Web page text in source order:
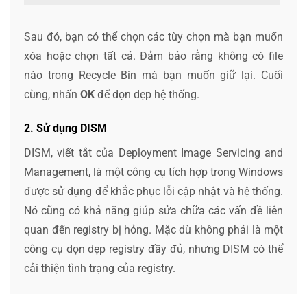
Sau đó, bạn có thể chọn các tùy chọn mà bạn muốn
xóa hoặc chọn tất cả. Đảm bảo rằng không có file
nào trong Recycle Bin mà bạn muốn giữ lại. Cuối
cùng, nhấn OK để dọn dẹp hệ thống.
2. Sử dụng DISM
DISM, viết tắt của Deployment Image Servicing and
Management, là một công cụ tích hợp trong Windows
được sử dụng để khắc phục lỗi cập nhật và hệ thống.
Nó cũng có khả năng giúp sửa chữa các vấn đề liên
quan đến registry bị hỏng. Mặc dù không phải là một
công cụ dọn dẹp registry đầy đủ, nhưng DISM có thể
cải thiện tình trạng của registry.